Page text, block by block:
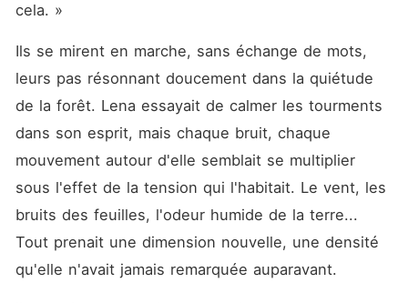
cela. »
Ils se mirent en marche, sans échange de mots,
leurs pas résonnant doucement dans la quiétude
de la forêt. Lena essayait de calmer les tourments
dans son esprit, mais chaque bruit, chaque
mouvement autour d'elle semblait se multiplier
sous l'effet de la tension qui l'habitait. Le vent, les
bruits des feuilles, l'odeur humide de la terre...
Tout prenait une dimension nouvelle, une densité
qu'elle n'avait jamais remarquée auparavant.